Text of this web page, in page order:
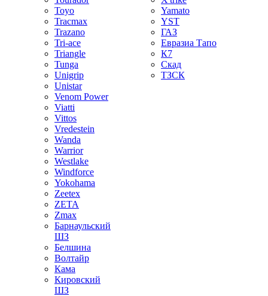
Toyo
Tracmax
Trazano
Tri-ace
Triangle
Tunga
Unigrip
Unistar
Venom Power
Viatti
Vittos
Vredestein
Wanda
Warrior
Westlake
Windforce
Yokohama
Zeetex
ZETA
Zmax
Барнаульский
ШЗ
Белшина
Волтайр
Кама
Кировский
ШЗ
Yamato
YST
ГАЗ
Евразиа Тапо
К7
Скад
ТЗСК